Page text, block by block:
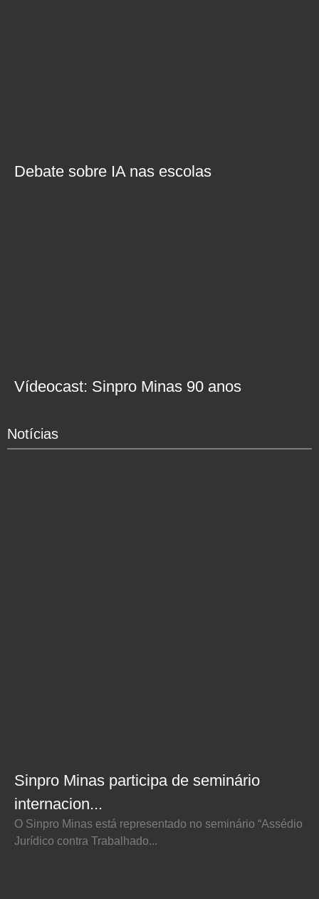
Debate sobre IA nas escolas
Vídeocast: Sinpro Minas 90 anos
Notícias
Sinpro Minas participa de seminário
internacion...
O Sinpro Minas está representado no seminário “Assédio
Jurídico contra Trabalhado...